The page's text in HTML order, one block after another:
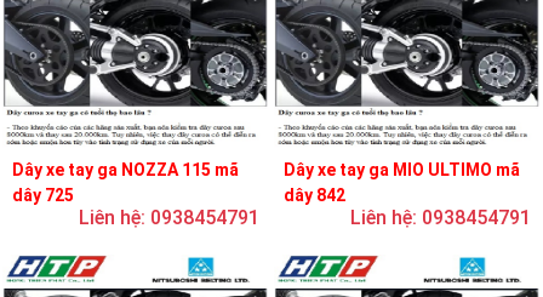
Dây xe tay ga NOZZA 115 mã
dây 725
Liên hệ: 0938454791
Dây xe tay ga MIO ULTIMO mã
dây 842
Liên hệ: 0938454791